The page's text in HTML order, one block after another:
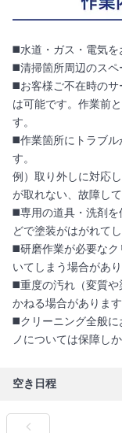
◼️水道・ガス・電気を
◼️清掃箇所周辺のスペ
◼️お客様ご不在時のサ
は可能です。作業前
す。
◼️作業箇所にトラブル
す。
例）取り外しに対応
が取れない、故障し
◼️専用の道具・洗剤を
どで塗装がはがれて
◼️研磨作業が必要なク
いてしまう場合があり
◼️重度の汚れ（変質や
かねる場合がありま
◼️クリーニング全般に
ノについては保障し
空き日程